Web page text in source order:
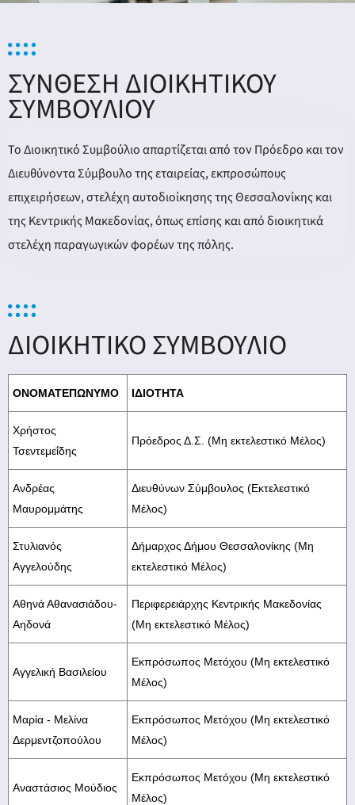
ΣΥΝΘΕΣΗ ΔΙΟΙΚΗΤΙΚΟΥ
ΣΥΜΒΟΥΛΙΟΥ​
Το Διοικητικό Συμβούλιο απαρτίζεται από τον Πρόεδρο και τον
Διευθύνοντα Σύμβουλο της εταιρείας, εκπροσώπους
επιχειρήσεων, στελέχη αυτοδιοίκησης της Θεσσαλονίκης και
της Κεντρικής Μακεδονίας, όπως επίσης και από διοικητικά
στελέχη παραγωγικών φορέων της πόλης.
ΔΙΟΙΚΗΤΙΚΟ ΣΥΜΒΟΥΛΙΟ
ΟΝΟΜΑΤΕΠΩΝΥΜΟ ΙΔΙΟΤΗΤΑ
Χρήστος
Τσεντεμεΐδης
Πρόεδρος Δ.Σ. (Μη εκτελεστικό Μέλος)
Ανδρέας
Μαυρομμάτης
Διευθύνων Σύμβουλος (Εκτελεστικό
Μέλος)
Στυλιανός
Αγγελούδης
Δήμαρχος Δήμου Θεσσαλονίκης (Μη
εκτελεστικό Μέλος)
Αθηνά Αθανασιάδου-
Αηδονά
Περιφερειάρχης Κεντρικής Μακεδονίας
(Μη εκτελεστικό Μέλος)
Αγγελική Βασιλείου
Εκπρόσωπος Μετόχου (Μη εκτελεστικό
Μέλος)
Μαρία - Μελίνα
Δερμεντζοπούλου
Εκπρόσωπος Μετόχου (Μη εκτελεστικό
Μέλος)
Αναστάσιος Μούδιος
Εκπρόσωπος Μετόχου (Μη εκτελεστικό
Μέλος)